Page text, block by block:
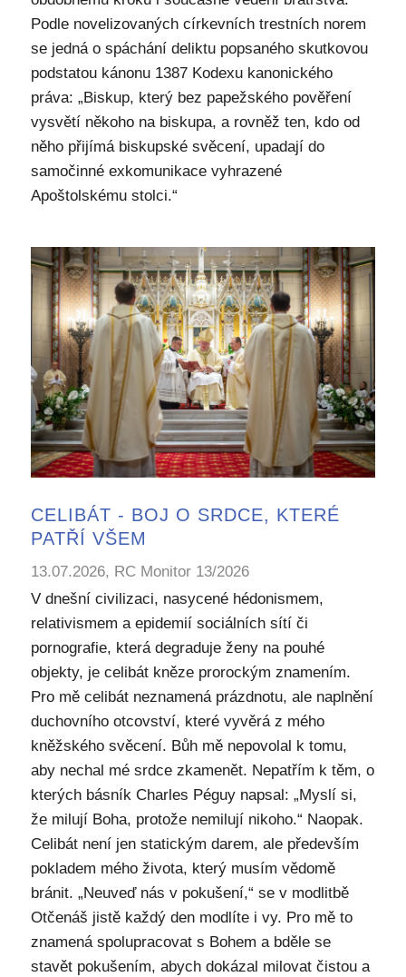
Podle novelizovaných církevních trestních norem
se jedná o spáchání deliktu popsaného skutkovou
podstatou kánonu 1387 Kodexu kanonického
práva: „Biskup, který bez papežského pověření
vysvětí někoho na biskupa, a rovněž ten, kdo od
něho přijímá biskupské svěcení, upadají do
samočinné exkomunikace vyhrazené
Apoštolskému stolci.“
CELIBÁT - BOJ O SRDCE, KTERÉ
PATŘÍ VŠEM
13.07.2026, RC Monitor 13/2026
V dnešní civilizaci, nasycené hédonismem,
relativismem a epidemií sociálních sítí či
pornografie, která degraduje ženy na pouhé
objekty, je celibát kněze prorockým znamením.
Pro mě celibát neznamená prázdnotu, ale naplnění
duchovního otcovství, které vyvěrá z mého
kněžského svěcení. Bůh mě nepovolal k tomu,
aby nechal mé srdce zkamenět. Nepatřím k těm, o
kterých básník Charles Péguy napsal: „Myslí si,
že milují Boha, protože nemilují nikoho.“ Naopak.
Celibát není jen statickým darem, ale především
pokladem mého života, který musím vědomě
bránit. „Neuveď nás v pokušení,“ se v modlitbě
Otčenáš jistě každý den modlíte i vy. Pro mě to
znamená spolupracovat s Bohem a bděle se
stavět pokušením, abych dokázal milovat čistou a